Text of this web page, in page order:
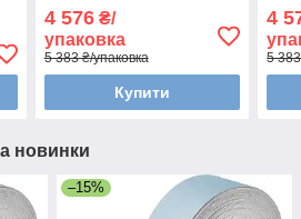
497092
4 576₴/
упаковка
5 383 ₴/упаковка
Купити
4
5
новинки
–15%